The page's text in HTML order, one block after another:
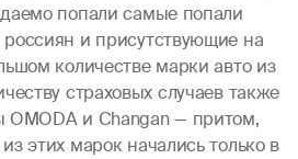
попали самые попали
и присутствующие на
количестве марки авто из
страховых случаев также
OMODA и Changan — притом,
этих марок начались только в